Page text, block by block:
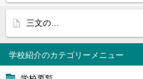
学校紹介
三文の…